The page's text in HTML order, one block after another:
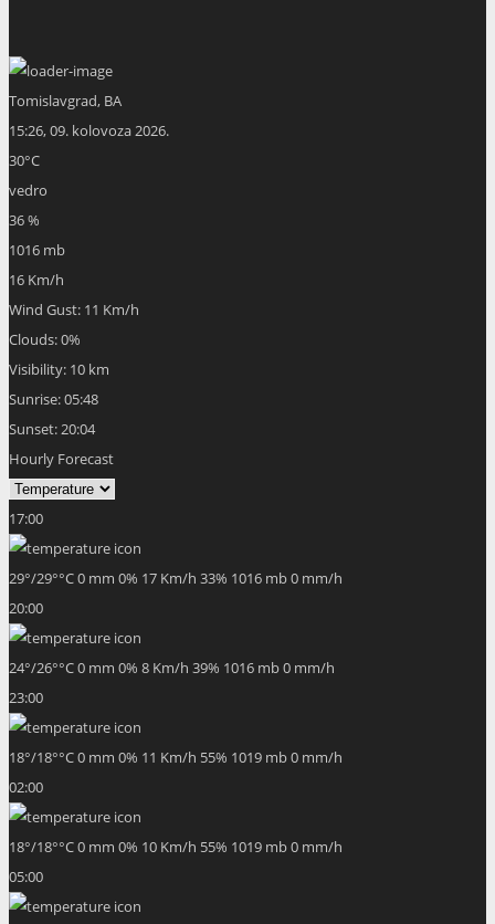
Tomislavgrad, BA
15:26,09. kolovoza 2026.
30°C
vedro
36 %
1016 mb
16 Km/h
Wind Gust: 11 Km/h
Clouds:0%
Visibility: 10 km
Sunrise:05:48
Sunset:20:04
Hourly Forecast
17:00
29°/29°°C0 mm 0% 17 Km/h 33% 1016 mb0 mm/h
20:00
24°/26°°C0 mm 0% 8 Km/h 39% 1016 mb0 mm/h
23:00
18°/18°°C0 mm 0% 11 Km/h 55% 1019 mb0 mm/h
02:00
18°/18°°C0 mm 0% 10 Km/h 55% 1019 mb0 mm/h
05:00